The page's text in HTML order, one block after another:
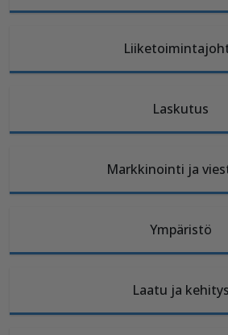
Laskutus
Markkinointi ja
Ympäristö
Laatu ja kehitys